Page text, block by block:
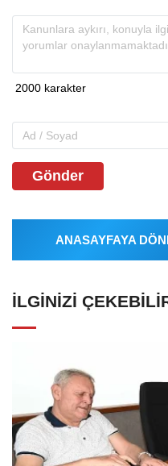
Gönder
ANASAYFAYA
İLGINIZI